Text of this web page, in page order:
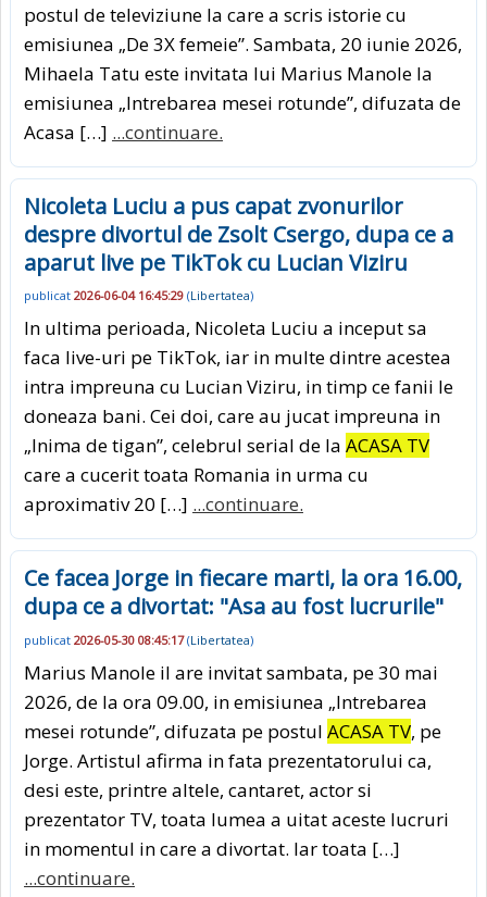
postul de televiziune la care a scris istorie cu
emisiunea „De 3X femeie”. Sambata, 20 iunie 2026,
Mihaela Tatu este invitata lui Marius Manole la
emisiunea „Intrebarea mesei rotunde”, difuzata de
Acasa […] ...continuare.
Nicoleta Luciu a pus capat zvonurilor
despre divortul de Zsolt Csergo, dupa ce a
aparut live pe TikTok cu Lucian Viziru
publicat 2026-06-04 16:45:29 (Libertatea)
In ultima perioada, Nicoleta Luciu a inceput sa
faca live-uri pe TikTok, iar in multe dintre acestea
intra impreuna cu Lucian Viziru, in timp ce fanii le
doneaza bani. Cei doi, care au jucat impreuna in
„Inima de tigan”, celebrul serial de la ACASA TV
care a cucerit toata Romania in urma cu
aproximativ 20 […] ...continuare.
Ce facea Jorge in fiecare marti, la ora 16.00,
dupa ce a divortat: "Asa au fost lucrurile"
publicat 2026-05-30 08:45:17(Libertatea)
Marius Manole il are invitat sambata, pe 30 mai
2026, de la ora 09.00, in emisiunea „Intrebarea
mesei rotunde”, difuzata pe postul ACASA TV, pe
Jorge. Artistul afirma in fata prezentatorului ca,
desi este, printre altele, cantaret, actor si
prezentator TV, toata lumea a uitat aceste lucruri
in momentul in care a divortat. Iar toata […]
...continuare.